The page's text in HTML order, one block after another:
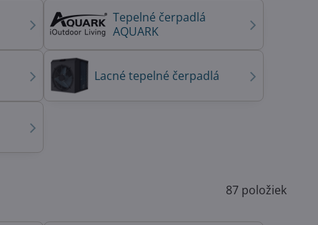
Tepelné čerpadlá
AQUARK
Lacné tepelné čerpadlá
87 položiek